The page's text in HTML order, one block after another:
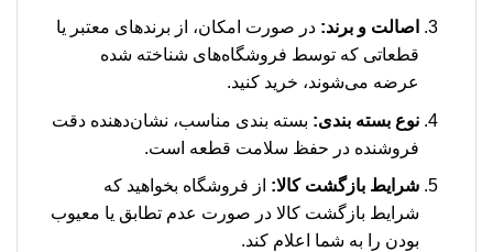
اصالت و برند: در صورت امکان، از برندهای معتبر یا
قطعاتی که توسط فروشگاه‌های شناخته شده
عرضه می‌شوند، خرید کنید.
نوع بسته بندی: بسته بندی مناسب، نشان‌دهنده دقت
فروشنده در حفظ سلامت قطعه است.
شرایط بازگشت کالا: از فروشگاه بخواهید که
شرایط بازگشت کالا در صورت عدم تطابق یا معیوب
بودن را به شما اعلام کند.